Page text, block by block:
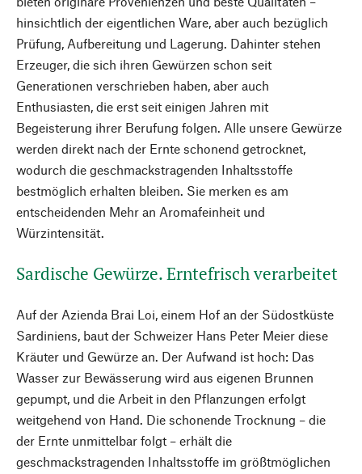
hinsichtlich der eigentlichen Ware, aber auch bezüglich
Prüfung, Aufbereitung und Lagerung. Dahinter stehen
Erzeuger, die sich ihren Gewürzen schon seit
Generationen verschrieben haben, aber auch
Enthusiasten, die erst seit einigen Jahren mit
Begeisterung ihrer Berufung folgen. Alle unsere Gewürze
werden direkt nach der Ernte schonend getrocknet,
wodurch die geschmackstragenden Inhaltsstoffe
bestmöglich erhalten bleiben. Sie merken es am
entscheidenden Mehr an Aromafeinheit und
Würzintensität.
Sardische Gewürze. Erntefrisch verarbeitet
Auf der Azienda Brai Loi, einem Hof an der Südostküste
Sardiniens, baut der Schweizer Hans Peter Meier diese
Kräuter und Gewürze an. Der Aufwand ist hoch: Das
Wasser zur Bewässerung wird aus eigenen Brunnen
gepumpt, und die Arbeit in den Pflanzungen erfolgt
weitgehend von Hand. Die schonende Trocknung – die
der Ernte unmittelbar folgt – erhält die
geschmackstragenden Inhaltsstoffe im größtmöglichen